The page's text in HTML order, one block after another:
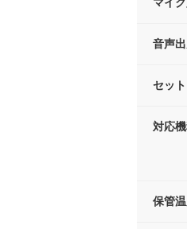
音声
セッ
対応
保管